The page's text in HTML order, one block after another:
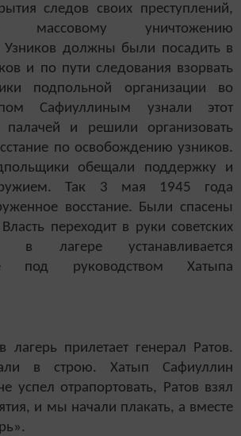
следов своих преступлений,
массовому уничтожению
Узников должны были посадить в
и по пути следования взорвать
подпольной организации во
Сафиуллиным узнали этот
и решили организовать
по освобождению узников.
обещали поддержку и
Так 3 мая 1945 года
восстание. Были спасены
переходит в руки советских
в лагере устанавливается
под руководством Хатыпа
прилетает генерал Ратов.
в строю. Хатып Сафиуллин
успел отрапортовать, Ратов взял
и мы начали плакать, а вместе